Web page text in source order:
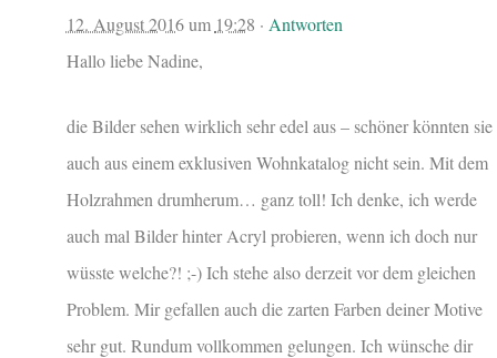
12. August 2016um 19:28 · Antworten
Hallo liebe Nadine,
die Bilder sehen wirklich sehr edel aus – schöner könnten sie
auch aus einem exklusiven Wohnkatalog nicht sein. Mit dem
Holzrahmen drumherum… ganz toll! Ich denke, ich werde
auch mal Bilder hinter Acryl probieren, wenn ich doch nur
wüsste welche?! ;-) Ich stehe also derzeit vor dem gleichen
Problem. Mir gefallen auch die zarten Farben deiner Motive
sehr gut. Rundum vollkommen gelungen. Ich wünsche dir